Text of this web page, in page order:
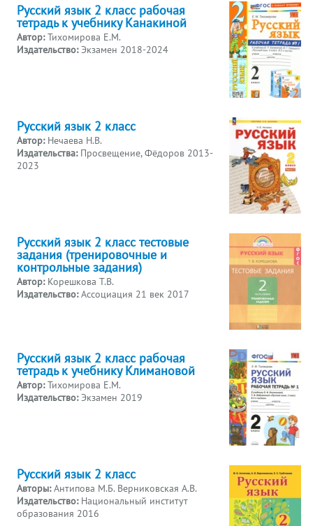
Русский язык 2 класс рабочая
тетрадь к учебнику Канакиной
Автор:Тихомирова Е.М.
Издательство:Экзамен 2018-2024
Русский язык 2 класс
Автор: Нечаева Н.В.
Издательства: Просвещение, Фёдоров 2013-
2023
Русский язык 2 класс тестовые
задания (тренировочные и
контрольные задания)
Автор: Корешкова Т.В.
Издательство:Ассоциация 21 век 2017
Русский язык 2 класс рабочая
тетрадь к учебнику Климановой
Автор:Тихомирова Е.М.
Издательство:Экзамен 2019
Русский язык 2 класс
Авторы:Антипова М.Б. Верниковская А.В.
Издательство: Национальный институт
образования 2016